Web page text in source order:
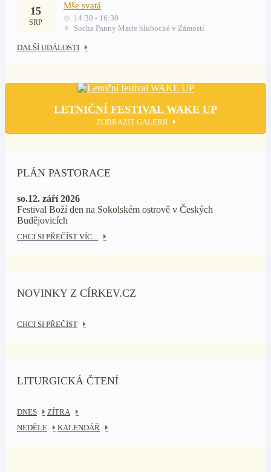
15
SRP
Mše svatá
14:30 - 16:30
Socha Panny Marie hlubocké v Zámostí
DALŠÍ UDÁLOSTI
LETNIČNÍ FESTIVAL WAKE UP
ZOBRAZIT GALERII
PLÁN PASTORACE
so.12. září 2026
Festival Boží den na Sokolském ostrově v Českých
Budějovicích
CHCI SI PŘEČÍST VÍC...
NOVINKY Z CÍRKEV.CZ
CHCI SI PŘEČÍST
LITURGICKÁ ČTENÍ
DNES
ZÍTRA
NEDĚLE
KALENDÁŘ